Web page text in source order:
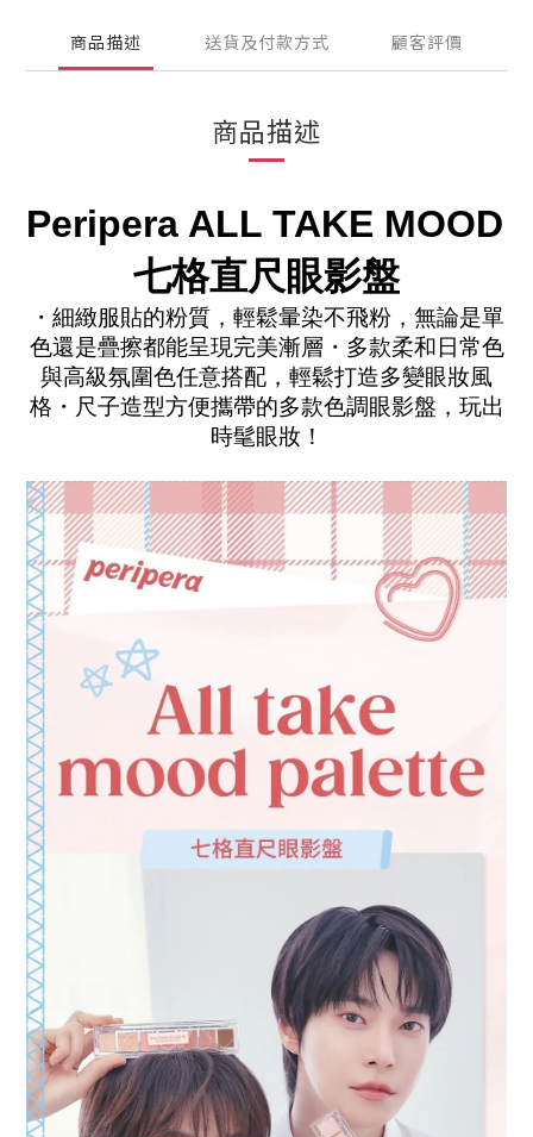
商品描述 送貨及付款方式 顧客評價
商品描述
Peripera ALL TAKE MOOD
七格直尺眼影盤
・細緻服貼的粉質，輕鬆暈染不飛粉，無論是單
色還是疊擦都能呈現完美漸層・多款柔和日常色
與高級氛圍色任意搭配，輕鬆打造多變眼妝風
格・尺子造型方便攜帶的多款色調眼影盤，玩出
時髦眼妝！